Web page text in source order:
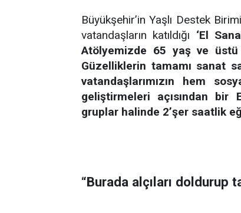
Büyükşehir’in Yaşlı Destek
vatandaşların katıldığı ‘El
Atölyemizde 65 yaş ve üstü
Güzelliklerin tamamı sanat
vatandaşlarımızın hem
geliştirmeleri açısından bir
gruplar halinde 2’şer saatlik
“Burada alçıları doldurup